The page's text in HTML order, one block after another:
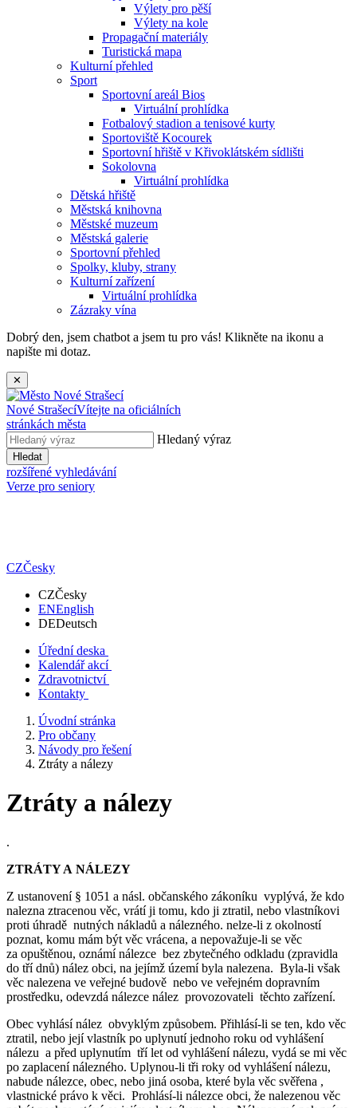
Výlety pro pěší
Výlety na kole
Propagační materiály
Turistická mapa
Kulturní přehled
Sport
Sportovní areál Bios
Virtuální prohlídka
Fotbalový stadion a tenisové kurty
Sportoviště Kocourek
Sportovní hřiště v Křivoklátském sídlišti
Sokolovna
Virtuální prohlídka
Dětská hřiště
Městská knihovna
Městské muzeum
Městská galerie
Sportovní přehled
Spolky, kluby, strany
Kulturní zařízení
Virtuální prohlídka
Zázraky vína
Dobrý den, jsem chatbot a jsem tu pro vás! Klikněte na ikonu a
napište mi dotaz.
✕
Nové StrašecíVítejte na oficiálních
stránkách města
Hledaný výraz
Hledat
rozšířené vyhledávání
Verze pro seniory
CZČesky
CZČesky
ENEnglish
DEDeutsch
Úřední deska
Kalendář akcí
Zdravotnictví
Kontakty
Úvodní stránka
Pro občany
Návody pro řešení
Ztráty a nálezy
Ztráty a nálezy
.
ZTRÁTY A NÁLEZY
Z ustanovení § 1051 a násl. občanského zákoníku vyplývá, že kdo
nalezna ztracenou věc, vrátí ji tomu, kdo ji ztratil, nebo vlastníkovi
proti úhradě nutných nákladů a nálezného. nelze-li z okolností
poznat, komu mám být věc vrácena, a nepovažuje-li se věc
za opuštěnou, oznámí nálezce bez zbytečného odkladu (zpravidla
do tří dnů) nález obci, na jejímž území byla nalezena. Byla-li však
věc nalezena ve veřejné budově nebo ve veřejném dopravním
prostředku, odevzdá nálezce nález provozovateli těchto zařízení.
Obec vyhlásí nález obvyklým způsobem. Přihlásí-li se ten, kdo věc
ztratil, nebo její vlastník po uplynutí jednoho roku od vyhlášení
nálezu a před uplynutím tří let od vyhlášení nálezu, vydá se mi věc
po zaplacení nálezného. Uplynou-li tři roky od vyhlášení nálezu,
nabude nálezce, obec, nebo jiná osoba, které byla věc svěřena ,
vlastnické právo k věci. Prohlásí-li nálezce obci, že nalezenou věc